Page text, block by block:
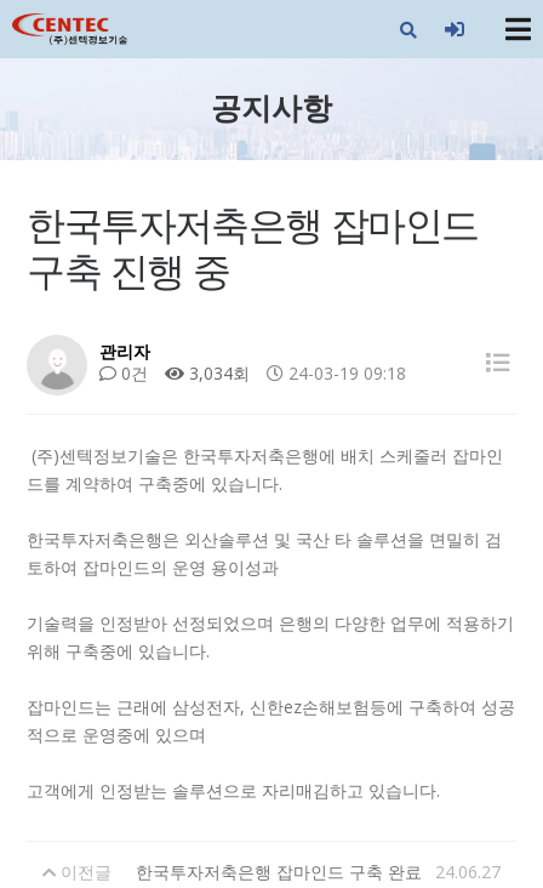
공지사항
한국투자저축은행 잡마인드
구축 진행 중
관리자
0건
3,034회 24-03-19 09:18
(주)센텍정보기술은 한국투자저축은행에 배치 스케줄러 잡마인
드를 계약하여 구축중에 있습니다.
한국투자저축은행은 외산솔루션 및 국산 타 솔루션을 면밀히 검
토하여 잡마인드의 운영 용이성과
기술력을 인정받아 선정되었으며 은행의 다양한 업무에 적용하기
위해 구축중에 있습니다.
잡마인드는 근래에 삼성전자, 신한ez손해보험등에 구축하여 성공
적으로 운영중에 있으며
고객에게 인정받는 솔루션으로 자리매김하고 있습니다.
이전글 한국투자저축은행 잡마인드 구축 완료 24.06.27